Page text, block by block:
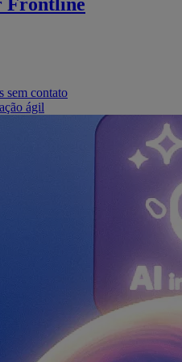
sem contato
ágil